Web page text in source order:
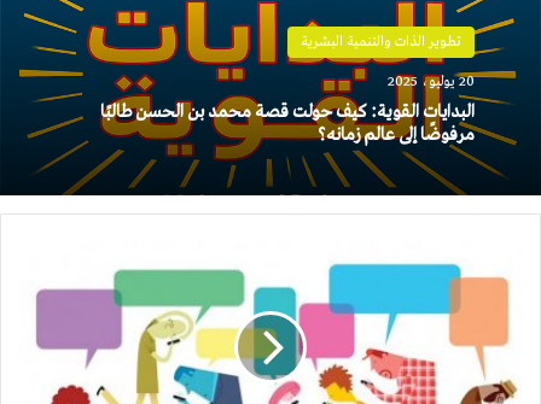
تطوير الذات والتنمية البشرية
20 يوليو، 2025
البدايات القوية: كيف حولت قصة محمد بن الحسن طالبًا
مرفوضًا إلى عالم زمانه؟
الاهتمام